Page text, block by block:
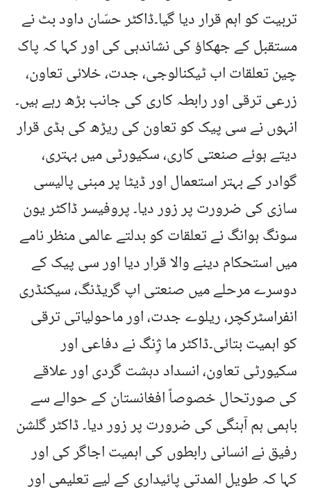
تربیت کو اہم قرار دیا گیا۔ڈاکٹر حسّان داود بٹ نے
مستقبل کے جھکاؤ کی نشاندہی کی اور کہا کہ پاک
چین تعلقات اب ٹیکنالوجی، جدت، خلائی تعاون،
زرعی ترقی اور رابطہ کاری کی جانب بڑھ رہے ہیں۔
انہوں نے سی پیک کو تعاون کی ریڑھ کی ہڈی قرار
دیتے ہوئے صنعتی کاری، سکیورٹی میں بہتری،
گوادر کے بہتر استعمال اور ڈیٹا پر مبنی پالیسی
سازی کی ضرورت پر زور دیا۔ پروفیسر ڈاکٹر یون
سونگ ہوانگ نے تعلقات کو بدلتے عالمی منظر نامے
میں استحکام دینے والا قرار دیا اور سی پیک کے
دوسرے مرحلے میں صنعتی اپ گریڈنگ، سیکنڈری
انفراسٹرکچر، ریلوے جدت، اور ماحولیاتی ترقی
کو اہمیت بتائی۔ڈاکٹر ما ژِنگ نے دفاعی اور
سکیورٹی تعاون، انسداد دہشت گردی اور علاقے
کی صورتحال خصوصاً افغانستان کے حوالے سے
باہمی ہم آہنگی کی ضرورت پر زور دیا۔ ڈاکٹر گلشن
رفیق نے انسانی رابطوں کی اہمیت اجاگر کی اور
کہا کہ طویل المدتی پائیداری کے لیے تعلیمی اور